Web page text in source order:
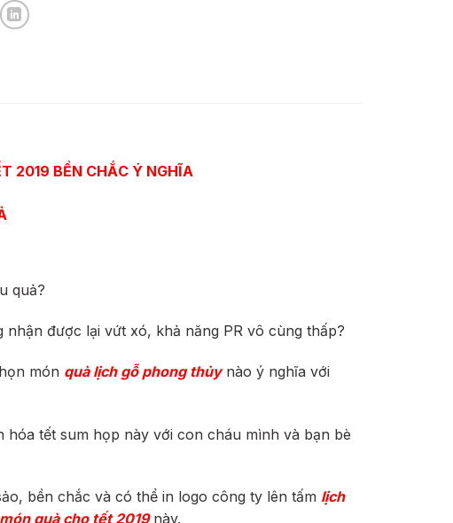
2019 BỀN CHẮC Ý NGHĨA
quả?
được lại vứt xó, khả năng PR vô cùng thấp?
món quà lịch gỗ phong thủynào ý nghĩa với
tết sum họp này với con cháu mình và bạn bè
bền chắc và có thể in logo công ty lên tấm lịch
món quà cho tết 2019này.